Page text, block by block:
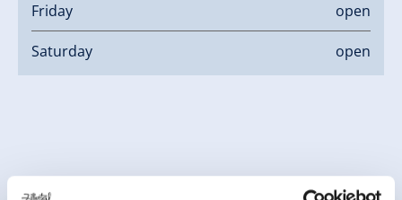
Friday open
Saturday open